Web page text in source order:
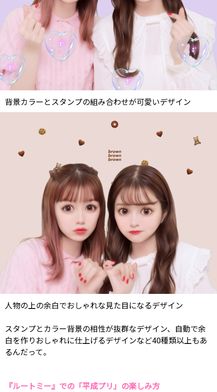
背景カラーとスタンプの組み合わせが可愛いデザイン
人物の上の余白でおしゃれな見た目になるデザイン
スタンプとカラー背景の相性が抜群なデザイン、自動で余
白を作りおしゃれに仕上げるデザインなど40種類以上もあ
るんだって。
『ルートミー』での「平成プリ」の楽しみ方